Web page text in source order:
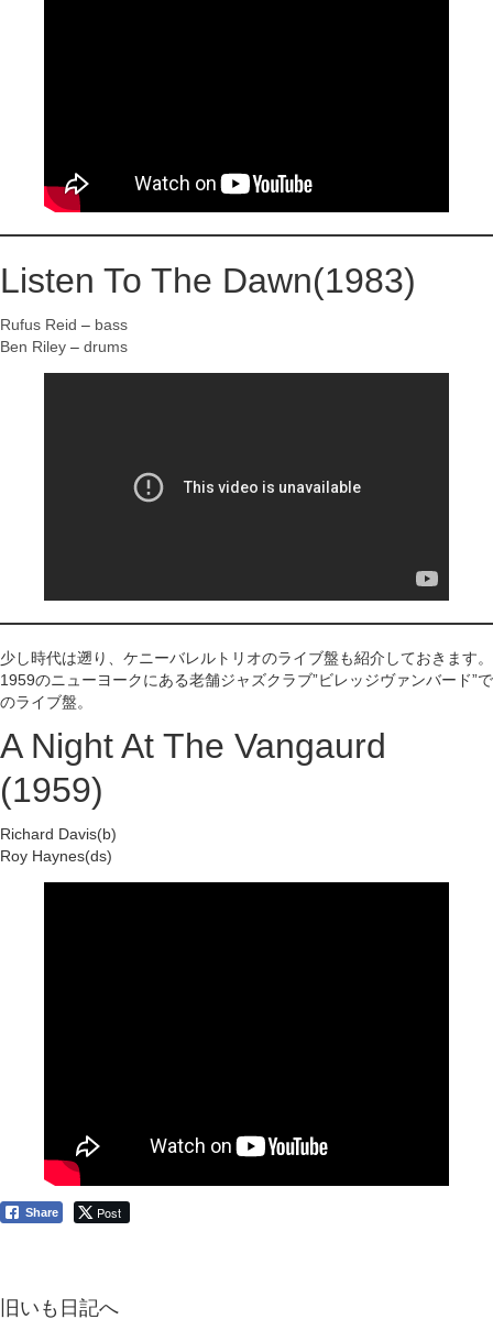
Listen To The Dawn(1983)
Rufus Reid – bass
Ben Riley – drums
少し時代は遡り、ケニーバレルトリオのライブ盤も紹介しておきます。
1959のニューヨークにある老舗ジャズクラブ”ビレッジヴァンバード”で
のライブ盤。
A Night At The Vangaurd
(1959)
Richard Davis(b)
Roy Haynes(ds)
Share Post
旧いも日記へ